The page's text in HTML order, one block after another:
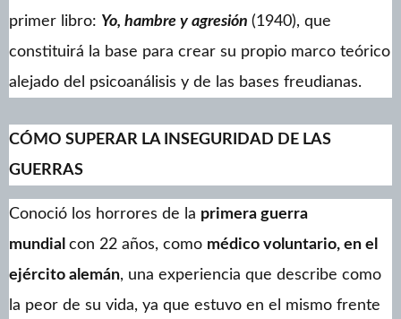
primer libro: Yo, hambre y agresión (1940), que
constituirá la base para crear su propio marco teórico
alejado del psicoanálisis y de las bases freudianas.
CÓMO SUPERAR LA INSEGURIDAD DE LAS
GUERRAS
Conoció los horrores de la primera guerra
mundial con 22 años, como médico voluntario, en el
ejército alemán, una experiencia que describe como
la peor de su vida, ya que estuvo en el mismo frente